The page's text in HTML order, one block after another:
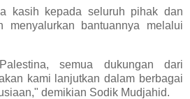
kasih kepada seluruh pihak dan
menyalurkan bantuannya melalui
semua dukungan dari
kami lanjutkan dalam berbagai
demikian Sodik Mudjahid.